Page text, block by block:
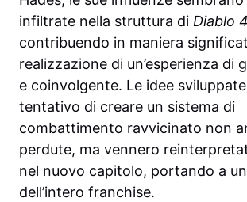
infiltrate nella struttura di Diablo 4
contribuendo in maniera
realizzazione di un’esperienza di
e coinvolgente. Le idee
tentativo di creare un sistema di
combattimento ravvicinato non
perdute, ma vennero
nel nuovo capitolo, portando a
dell’intero franchise.